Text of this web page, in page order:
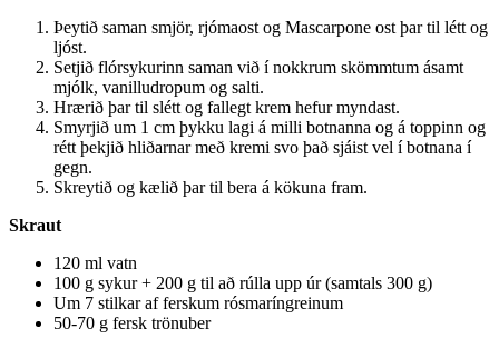
Þeytið saman smjör, rjómaost og Mascarpone ost þar til létt og
ljóst.
Setjið flórsykurinn saman við í nokkrum skömmtum ásamt
mjólk, vanilludropum og salti.
Hrærið þar til slétt og fallegt krem hefur myndast.
Smyrjið um 1 cm þykku lagi á milli botnanna og á toppinn og
rétt þekjið hliðarnar með kremi svo það sjáist vel í botnana í
gegn.
Skreytið og kælið þar til bera á kökuna fram.
Skraut
120 ml vatn
100 g sykur + 200 g til að rúlla upp úr (samtals 300 g)
Um 7 stilkar af ferskum rósmaríngreinum
50-70 g fersk trönuber